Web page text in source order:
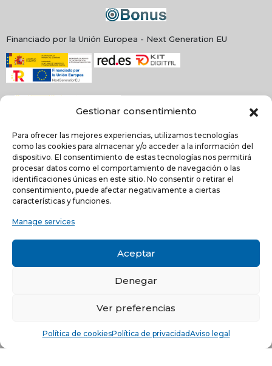
Gestionar consentimiento
Para ofrecer las mejores experiencias, utilizamos tecnologías
como las cookies para almacenar y/o acceder a la información del
dispositivo. El consentimiento de estas tecnologías nos permitirá
procesar datos como el comportamiento de navegación o las
identificaciones únicas en este sitio. No consentir o retirar el
consentimiento, puede afectar negativamente a ciertas
características y funciones.
Manage services
Aceptar
Denegar
Ver preferencias
Política de cookiesPolítica de privacidadAviso legal
Financiado por la Unión Europea - Next Generation EU
NEWSLETTER
Acepto recibir comunicaciones electrónicas informativas de Quilinox S.L. de
C/ Louis Pasteur, 4 - Parque Tecnológico de Valencia -
© Copyright 2021 -Aviso legal-Política de privacidad-Política